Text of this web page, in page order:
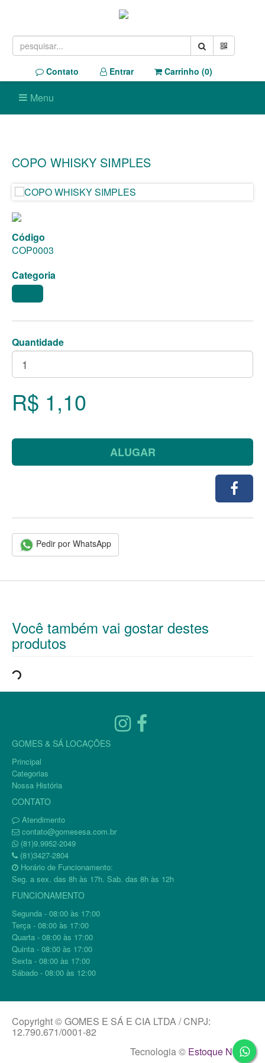
Contato Entrar Carrinho (0)
Menu
COPO WHISKY SIMPLES
Código
COP0003
Categoria
Quantidade
R$ 1,10
ALUGAR
Pedir por WhatsApp
Você também vai gostar destes
produtos
GOMES & SÁ LOCAÇÕES
Principal
Categorias
Nossa História
CONTATO
Atendimento
contato@gomesesa.com.br
(81)9.9952-2049
(81)3427-2804
Horário de Funcionamento:
Seg. a sex. das 8h às 17h. Sab. das 8h às 12h
FUNCIONAMENTO
Segunda - 08:00 às 17:00
Terça - 08:00 às 17:00
Quarta - 08:00 às 17:00
Quinta - 08:00 às 17:00
Sexta - 08:00 às 17:00
Sábado - 08:00 às 12:00
Copyright © GOMES E SÁ E CIA LTDA / CNPJ:
12.790.671/0001-82
Tecnologia © Estoque NOW.